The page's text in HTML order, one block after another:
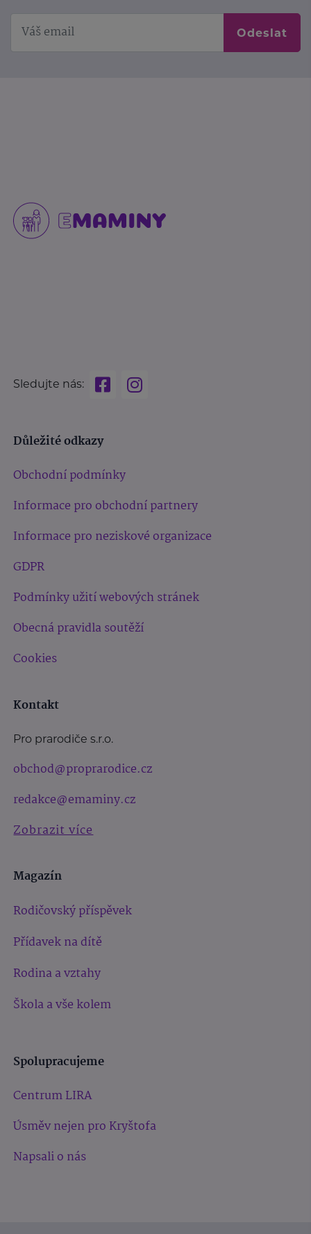
Odeslat
Sledujte nás:
Důležité odkazy
Obchodní podmínky
Informace pro obchodní partnery
Informace pro neziskové organizace
GDPR
Podmínky užití webových stránek
Obecná pravidla soutěží
Cookies
Kontakt
Pro prarodiče s.r.o.
obchod@proprarodice.cz
redakce@emaminy.cz
Zobrazit více
Magazín
Rodičovský příspěvek
Přídavek na dítě
Rodina a vztahy
Škola a vše kolem
Spolupracujeme
Centrum LIRA
Úsměv nejen pro Kryštofa
Napsali o nás